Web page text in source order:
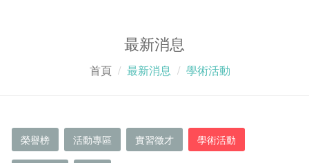
最新消息
首頁 最新消息 學術活動
榮譽榜 活動專區 實習徵才 學術活動